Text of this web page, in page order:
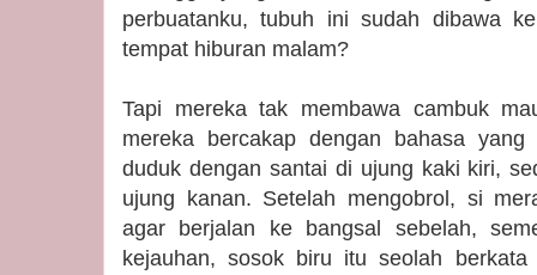
perbuatanku, tubuh ini sudah dibawa
tempat hiburan malam?
Tapi mereka tak membawa cambuk
mereka bercakap dengan bahasa
duduk dengan santai di ujung kaki kiri,
ujung kanan. Setelah mengobrol, si
agar berjalan ke bangsal sebelah,
kejauhan, sosok biru itu seolah